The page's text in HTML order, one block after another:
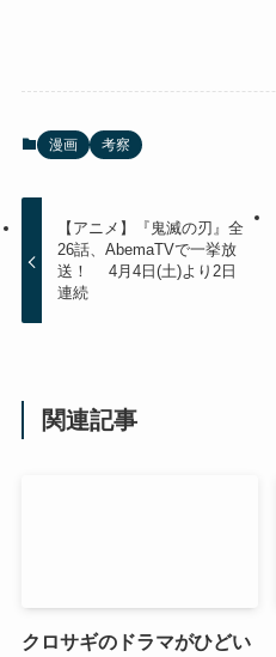
漫画 考察
【アニメ】『鬼滅の刃』全
26話、AbemaTVで一挙放
送！ 4月4日(土)より2日
連続
関連記事
クロサギのドラマがひどい